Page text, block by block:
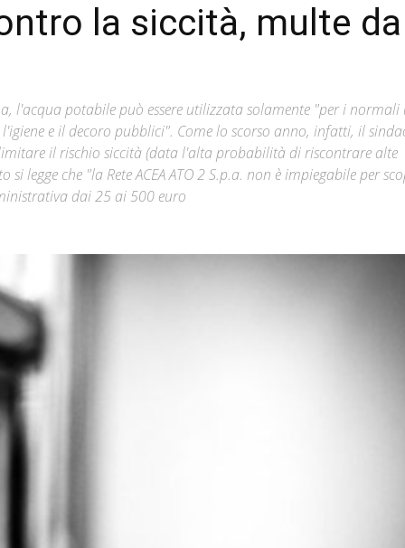
Città
la siccità, multe
l'acqua potabile può essere utilizzata solamente "per i normali
e il decoro pubblici". Come lo scorso anno, infatti, il
il rischio siccità (data l'alta probabilità di riscontrare alte
legge che "la Rete ACEA ATO 2 S.p.a. non è impiegabile per
dai 25 ai 500 euro